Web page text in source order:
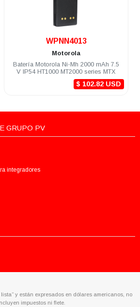
WPNN4013
Motorola
Batería Motorola Ni-Mh 2000 mAh 7.5
V IP54 HT1000 MT2000 series MTX
$ 102.82 USD
GRUPO PV
integradores
lista” y están expresados en dólares americanos, no
impuestos ni flete.